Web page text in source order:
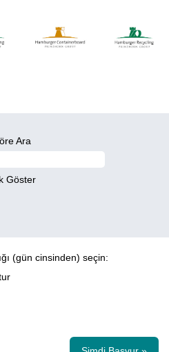
Ara
Göster
(gün cinsinden) seçin: